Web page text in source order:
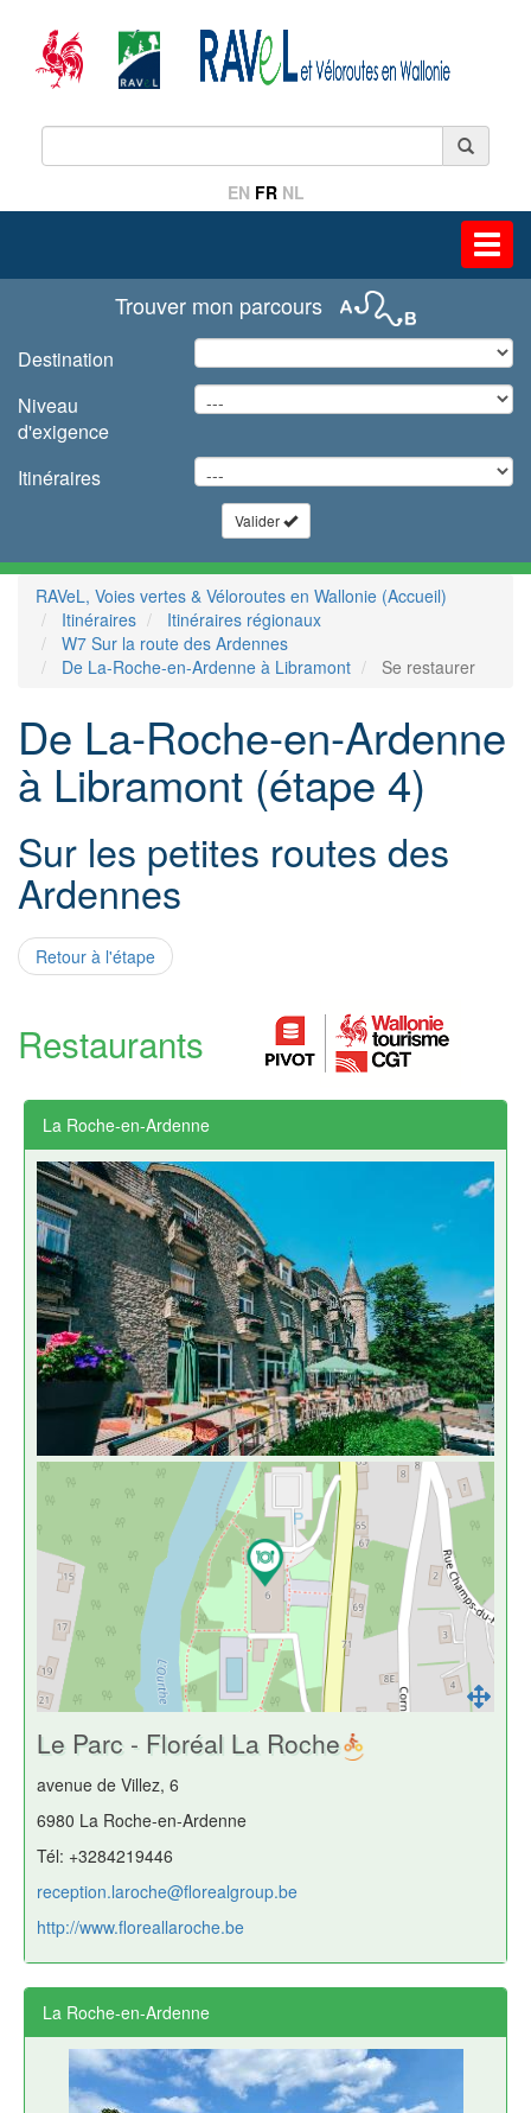
EN FR NL
Trouver mon parcours
Destination
Niveau
d'exigence
Itinéraires
Valider
RAVeL, Voies vertes & Véloroutes en Wallonie (Accueil)
Itinéraires
Itinéraires régionaux
W7 Sur la route des Ardennes
De La-Roche-en-Ardenne à Libramont
Se restaurer
De La-Roche-en-Ardenne
à Libramont (étape 4)
Sur les petites routes des
Ardennes
Retour à l'étape
Restaurants
La Roche-en-Ardenne
Le Parc - Floréal La Roche
avenue de Villez, 6
6980 La Roche-en-Ardenne
Tél: +3284219446
reception.laroche@florealgroup.be
http://www.floreallaroche.be
La Roche-en-Ardenne